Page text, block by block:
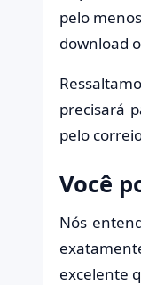
pelo
download
precisará
pelo
Você
Nós
excelente